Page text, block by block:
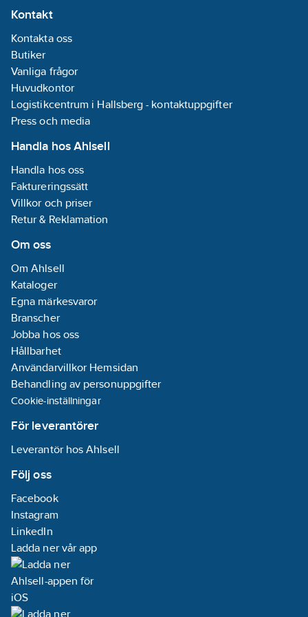
smidig tömning.
som de alltid ger
intryck.
Kontakt
Kontakta oss
Butiker
Vanliga frågor
Huvudkontor
Logistikcentrum i Hallsberg - kontaktuppgifter
Press och media
Handla hos Ahlsell
Handla hos oss
Faktureringssätt
Villkor och priser
Retur & Reklamation
Om oss
Om Ahlsell
Kataloger
Egna märkesvaror
Branscher
Jobba hos oss
Hållbarhet
Användarvillkor Hemsidan
Behandling av personuppgifter
Cookie-inställningar
För leverantörer
Leverantör hos Ahlsell
Följ oss
Facebook
Instagram
LinkedIn
Ladda ner vår app